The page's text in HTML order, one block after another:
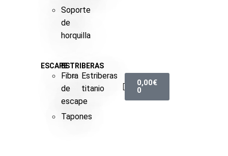
Soporte
de
horquilla
ESCAPE
Fibra
de
escape
Tapones
ESTRIBERAS
Estriberas
titanio
0,00€
0